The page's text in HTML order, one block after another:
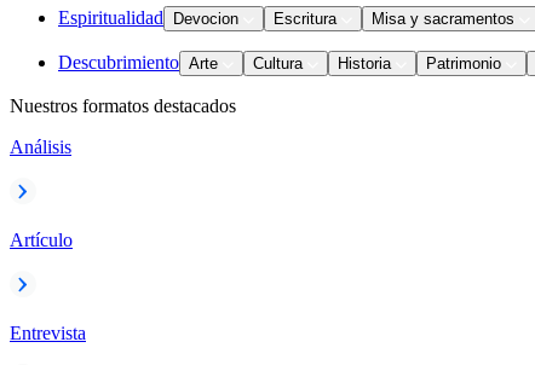
Espiritualidad Devocion Escritura Misa y sacramentos
Descubrimiento Arte Cultura Historia Patrimonio
Nuestros formatos destacados
Análisis
Artículo
Entrevista